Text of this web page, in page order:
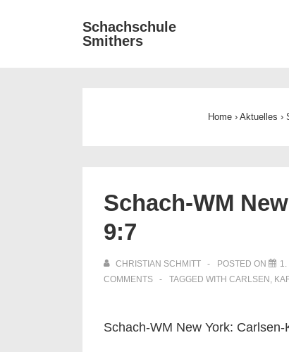
Schachschule
Smithers
Home › Aktuelles ›
Schach-WM
9:7
CHRISTIAN SCHMITT POSTED ON 1.
COMMENTS
TAGGED WITH CARLSEN ,
Schach-WM New York: Carlsen-